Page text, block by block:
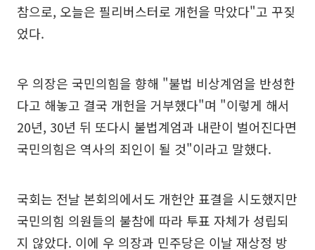
참으로, 오늘은 필리버스터로 개헌을 막았다"고 꾸짖
었다.
우 의장은 국민의힘을 향해 "불법 비상계엄을 반성한
다고 해놓고 결국 개헌을 거부했다"며 "이렇게 해서
20년, 30년 뒤 또다시 불법계엄과 내란이 벌어진다면
국민의힘은 역사의 죄인이 될 것"이라고 말했다.
국회는 전날 본회의에서도 개헌안 표결을 시도했지만
국민의힘 의원들의 불참에 따라 투표 자체가 성립되
지 않았다. 이에 우 의장과 민주당은 이날 재상정 방